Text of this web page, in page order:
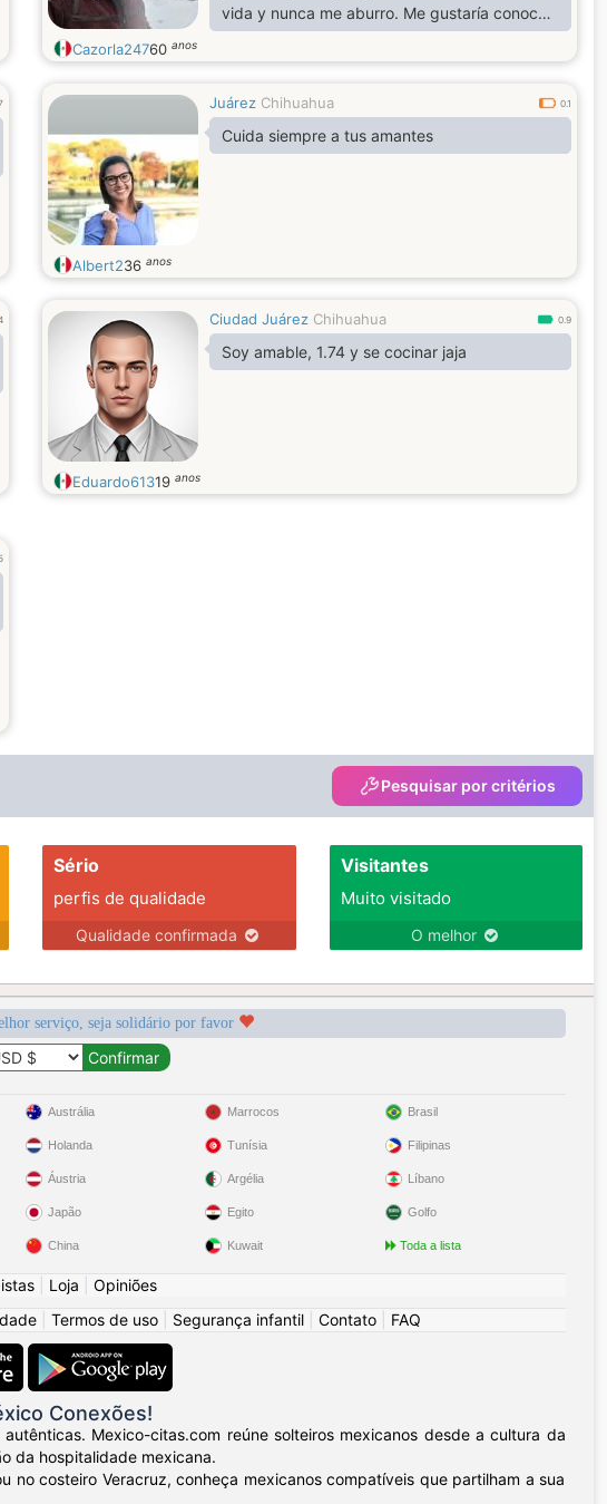
vida y nunca me aburro. Me gustaría conocer
a una persona sencilla, honesta y sincera,
dispuesta a compartir, que le guste ir al cine,
Cazorla24760 anos
Juárez Chihuahua 0.1
Cuida siempre a tus amantes
Albert236 anos
Ciudad Juárez Chihuahua 0.9
Soy amable, 1.74 y se cocinar jaja
Eduardo61319 anos
Pesquisar por critérios
Sério
perfis de qualidade
Qualidade confirmada
Visitantes
Muito visitado
O melhor
serviço, seja solidário por favor
Austrália
Holanda
Áustria
Japão
China
Marrocos
Tunísia
Argélia
Egito
Kuwait
Brasil
Filipinas
Líbano
Golfo
Toda a lista
Loja
Opiniões
Termos de uso Segurança infantil Contato FAQ
Conexões!
Mexico-citas.com reúne solteiros mexicanos desde a cultura da
da hospitalidade mexicana.
no costeiro Veracruz, conheça mexicanos compatíveis que partilham a sua